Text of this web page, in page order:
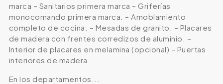
marca – Sanitarios primera marca – Griferías
monocomando primera marca. – Amoblamiento
completo de cocina. – Mesadas de granito. – Placares
de madera con frentes corredizos de aluminio. –
Interior de placares en melamina (opcional) – Puertas
interiores de madera.
En los departamentos...